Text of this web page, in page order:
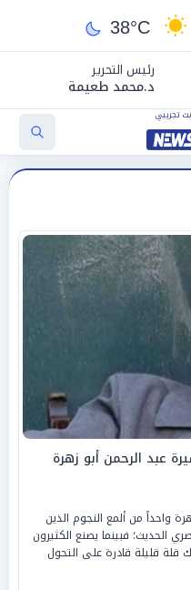
38°C
رئيس التحرير
د.محمد طعيمة
عبد الرحمن أبو زهرة
واحداً من ألمع النجوم الذين
الحديث؛ فبينما يصنع الكثيرون
قلة قليلة قادرة على التحول